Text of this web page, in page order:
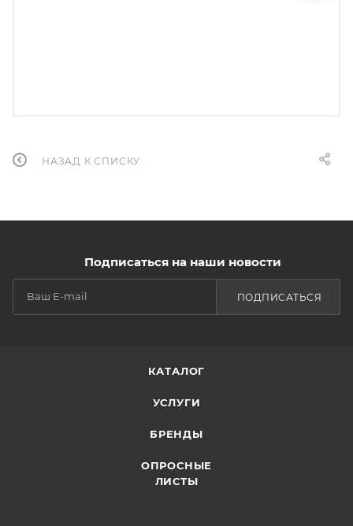
НАЗАД К СПИСКУ
Подписаться на наши новости
ПОДПИСАТЬСЯ
КАТАЛОГ
УСЛУГИ
БРЕНДЫ
ОПРОСНЫЕ
ЛИСТЫ